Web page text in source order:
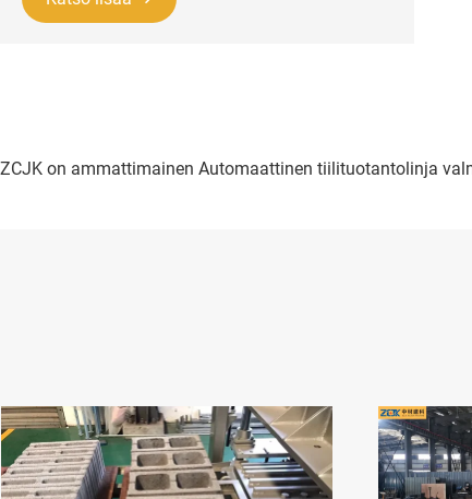
ZCJK on ammattimainen Automaattinen tiilituotantolinja